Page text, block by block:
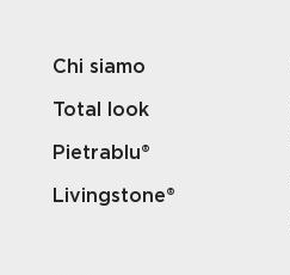
Chi siamo
Total look
Pietrablu®
Livingstone®